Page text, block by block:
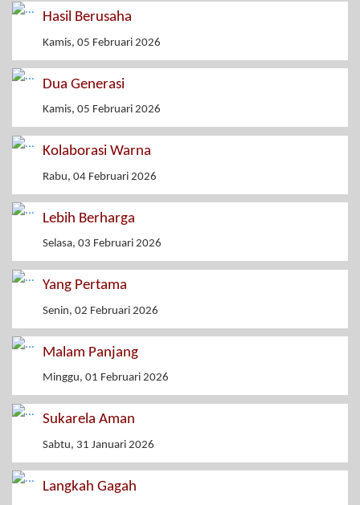
Hasil Berusaha
Kamis, 05 Februari 2026
Dua Generasi
Kamis, 05 Februari 2026
Kolaborasi Warna
Rabu, 04 Februari 2026
Lebih Berharga
Selasa, 03 Februari 2026
Yang Pertama
Senin, 02 Februari 2026
Malam Panjang
Minggu, 01 Februari 2026
Sukarela Aman
Sabtu, 31 Januari 2026
Langkah Gagah